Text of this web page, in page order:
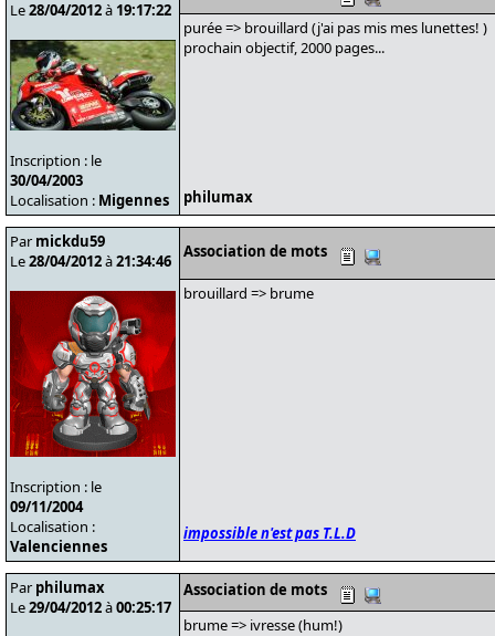
Le28/04/2012à 19:17:22
Inscription : le
30/04/2003
Localisation : Migennes
purée => brouillard (j'ai pas mis mes lunettes! )
prochain objectif, 2000 pages...
philumax
Par mickdu59
Le28/04/2012à21:34:46
Inscription : le
09/11/2004
Localisation :
Valenciennes
Association de mots
brouillard => brume
impossible n'est pas T.L.D
Par philumax
Le29/04/2012à00:25:17
Association de mots
brume => ivresse (hum!)